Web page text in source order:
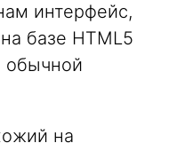
интерфейс,
базе HTML5
обычной
на